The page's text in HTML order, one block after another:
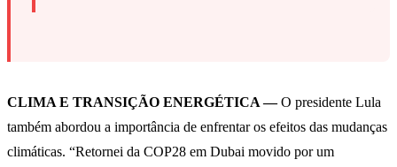
CLIMA E TRANSIÇÃO ENERGÉTICA —O presidente Lula
também abordou a importância de enfrentar os efeitos das mudanças
climáticas. “Retornei da COP28 em Dubai movido por um